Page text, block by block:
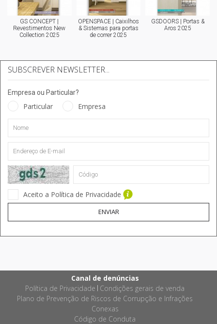
GS CONCEPT |
Revestimentos New
Collection 2025
OPENSPACE | Caixilhos
& Sistemas para portas
de correr 2025
GSDOORS | Portas &
Aros 2025
SUBSCREVER NEWSLETTER...
Empresa ou Particular?
Particular Empresa
Aceito a Política de Privacidade
ENVIAR
Canal de denúncias
Política de Privacidade Condições gerais de venda
Plano de Prevenção de Riscos de Corrupção e Infrações
Conexas
Código de Conduta